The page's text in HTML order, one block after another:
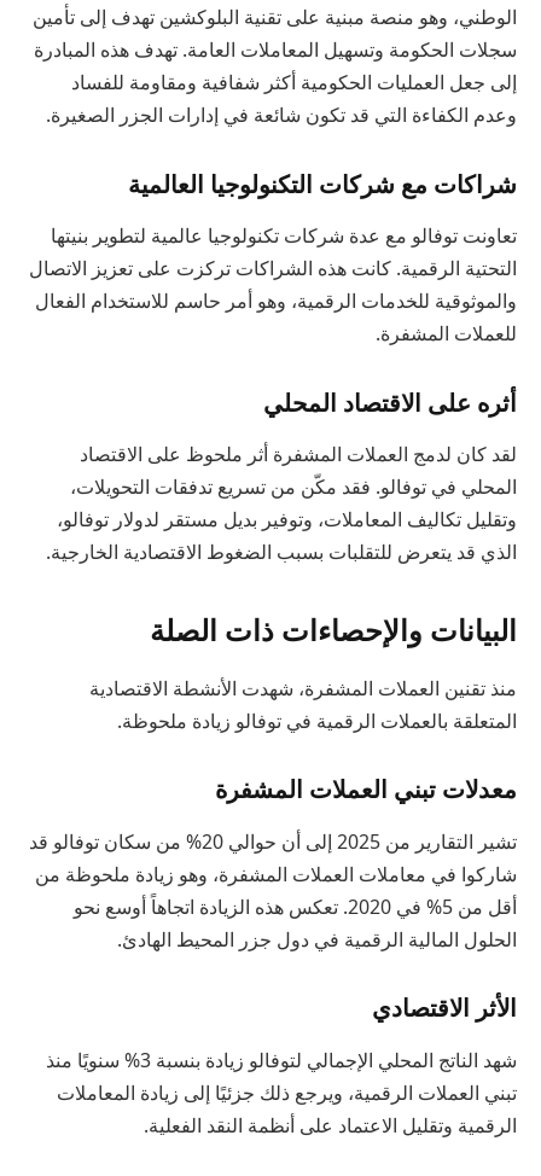
الوطني، وهو منصة مبنية على تقنية البلوكشين تهدف إلى تأمين
سجلات الحكومة وتسهيل المعاملات العامة. تهدف هذه المبادرة
إلى جعل العمليات الحكومية أكثر شفافية ومقاومة للفساد
وعدم الكفاءة التي قد تكون شائعة في إدارات الجزر الصغيرة.
شراكات مع شركات التكنولوجيا العالمية
تعاونت توفالو مع عدة شركات تكنولوجيا عالمية لتطوير بنيتها
التحتية الرقمية. كانت هذه الشراكات تركزت على تعزيز الاتصال
والموثوقية للخدمات الرقمية، وهو أمر حاسم للاستخدام الفعال
للعملات المشفرة.
أثره على الاقتصاد المحلي
لقد كان لدمج العملات المشفرة أثر ملحوظ على الاقتصاد
المحلي في توفالو. فقد مكّن من تسريع تدفقات التحويلات،
وتقليل تكاليف المعاملات، وتوفير بديل مستقر لدولار توفالو،
الذي قد يتعرض للتقلبات بسبب الضغوط الاقتصادية الخارجية.
البيانات والإحصاءات ذات الصلة
منذ تقنين العملات المشفرة، شهدت الأنشطة الاقتصادية
المتعلقة بالعملات الرقمية في توفالو زيادة ملحوظة.
معدلات تبني العملات المشفرة
تشير التقارير من 2025 إلى أن حوالي 20% من سكان توفالو قد
شاركوا في معاملات العملات المشفرة، وهو زيادة ملحوظة من
أقل من 5% في 2020. تعكس هذه الزيادة اتجاهاً أوسع نحو
الحلول المالية الرقمية في دول جزر المحيط الهادئ.
الأثر الاقتصادي
شهد الناتج المحلي الإجمالي لتوفالو زيادة بنسبة 3% سنويًا منذ
تبني العملات الرقمية، ويرجع ذلك جزئيًا إلى زيادة المعاملات
الرقمية وتقليل الاعتماد على أنظمة النقد الفعلية.